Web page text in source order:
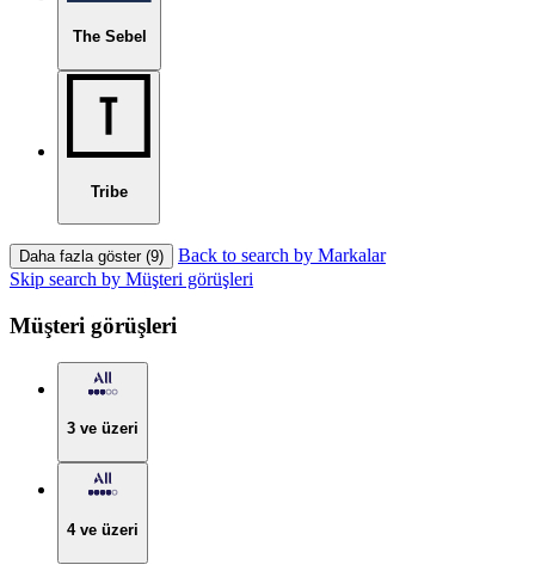
The Sebel
Tribe
Daha fazla göster (9)
Back to search by Markalar
Skip search by Müşteri görüşleri
Müşteri görüşleri
3 ve üzeri
4 ve üzeri